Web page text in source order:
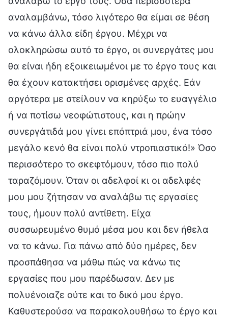
αναλαμβάνω, τόσο λιγότερο θα είμαι σε θέση
να κάνω άλλα είδη έργου. Μέχρι να
ολοκληρώσω αυτό το έργο, οι συνεργάτες μου
θα είναι ήδη εξοικειωμένοι με το έργο τους και
θα έχουν κατακτήσει ορισμένες αρχές. Εάν
αργότερα με στείλουν να κηρύξω το ευαγγέλιο
ή να ποτίσω νεοφώτιστους, και η πρώην
συνεργάτιδά μου γίνει επόπτριά μου, ένα τόσο
μεγάλο κενό θα είναι πολύ ντροπιαστικό!» Όσο
περισσότερο το σκεφτόμουν, τόσο πιο πολύ
ταραζόμουν. Όταν οι αδελφοί κι οι αδελφές
μου μου ζήτησαν να αναλάβω τις εργασίες
τους, ήμουν πολύ αντίθετη. Είχα
συσσωρευμένο θυμό μέσα μου και δεν ήθελα
να το κάνω. Για πάνω από δύο ημέρες, δεν
προσπάθησα να μάθω πώς να κάνω τις
εργασίες που μου παρέδωσαν. Δεν με
πολυένοιαζε ούτε και το δικό μου έργο.
Καθυστερούσα να παρακολουθήσω το έργο και